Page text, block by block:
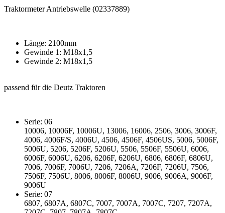
Traktormeter Antriebswelle (02337889)
Länge: 2100mm
Gewinde 1: M18x1,5
Gewinde 2: M18x1,5
passend für die Deutz Traktoren
Serie: 06
10006, 10006F, 10006U, 13006, 16006, 2506, 3006, 3006F,
4006, 4006F/S, 4006U, 4506, 4506F, 4506US, 5006, 5006F,
5006U, 5206, 5206F, 5206U, 5506, 5506F, 5506U, 6006,
6006F, 6006U, 6206, 6206F, 6206U, 6806, 6806F, 6806U,
7006, 7006F, 7006U, 7206, 7206A, 7206F, 7206U, 7506,
7506F, 7506U, 8006, 8006F, 8006U, 9006, 9006A, 9006F,
9006U
Serie: 07
6807, 6807A, 6807C, 7007, 7007A, 7007C, 7207, 7207A,